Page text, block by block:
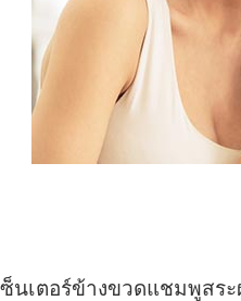
นเตอร์ข้างขวดแชมพูส